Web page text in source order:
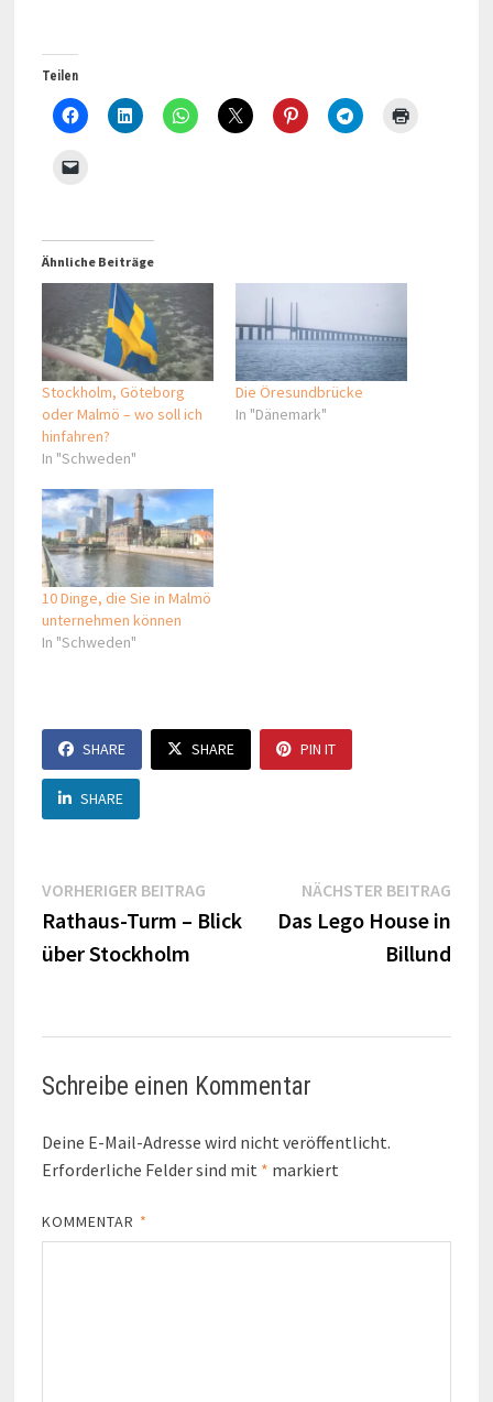
Teilen
Ähnliche Beiträge
Stockholm, Göteborg
oder Malmö – wo soll ich
hinfahren?
In "Schweden"
Die Öresundbrücke
In "Dänemark"
10 Dinge, die Sie in Malmö
unternehmen können
In "Schweden"
SHARE SHARE PIN IT
SHARE
Beitragsnavigation
VORHERIGER BEITRAGVorheriger
Beitrag:
Rathaus-Turm – Blick
über Stockholm
NÄCHSTER BEITRAG
Das Lego House in
Billund
Schreibe einen Kommentar
Deine E-Mail-Adresse wird nicht veröffentlicht.
Erforderliche Felder sind mit * markiert
KOMMENTAR *